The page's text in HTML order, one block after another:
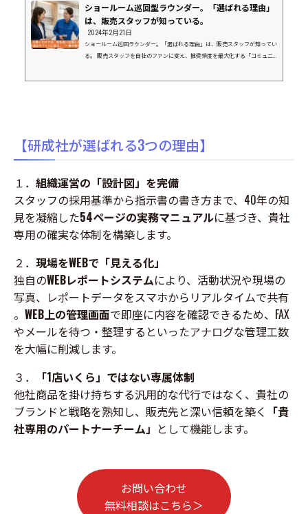
回しにさ...
ショールーム巡回型ラウンダー。「選ばれる理由」
は、販売スタッフが知っている。
2024年2月21日
ショールーム巡回ラウンダー。「選ばれる理由」は、販売スタッフが知ってい
る。 販売スタッフを自社のファンに変え、推奨頻度を最大化する「コミュニ
【研成社が選ばれる3つの理由】
１． 組織運営の「設計図」を完備
スタッフの採用基準から指示書の書き方まで、40年の知
見を凝縮した54ページの実務マニュアルに基づき、貴社
専用の確実な体制を構築します。
２． 現場をWEBで「見える化」
独自のWEBレポートシステムにより、活動状況や現場の
写真、レポートデータをスマホからリアルタイムで共有
。 WEB上の管理画面で即座に内容を確認できるため、FAX
やメールを待つ・整理するといったアナログな管理工数
を大幅に削減します。
３．
「1店いくら」ではない専属体制
他社商品を掛け持ちする汎用的な代行ではなく、貴社の
ブランドと戦略を熟知し、販売先と深い信頼を築く 「貴
社専用のパートナーチーム」 として機能します。
お問い合わせ
無料相談はこちら＞